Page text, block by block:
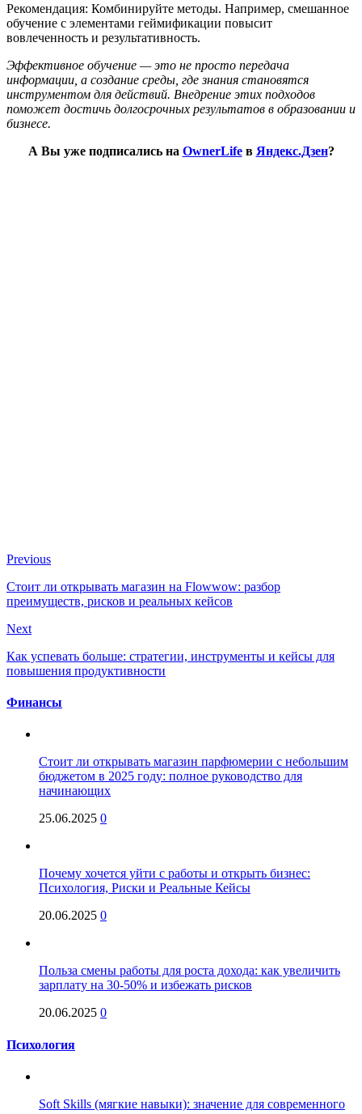
Рекомендация: Комбинируйте методы. Например, смешанное
обучение с элементами геймификации повысит
вовлеченность и результативность.
Эффективное обучение — это не просто передача
информации, а создание среды, где знания становятся
инструментом для действий. Внедрение этих подходов
поможет достичь долгосрочных результатов в образовании и
бизнесе.
А Вы уже подписались на OwnerLifeв Яндекс.Дзен?
Previous
Стоит ли открывать магазин на Flowwow: разбор
преимуществ, рисков и реальных кейсов
Next
Как успевать больше: стратегии, инструменты и кейсы для
повышения продуктивности
Финансы
Стоит ли открывать магазин парфюмерии с небольшим
бюджетом в 2025 году: полное руководство для
начинающих
25.06.2025 0
Почему хочется уйти с работы и открыть бизнес:
Психология, Риски и Реальные Кейсы
20.06.2025 0
Польза смены работы для роста дохода: как увеличить
зарплату на 30-50% и избежать рисков
20.06.2025 0
Психология
Soft Skills (мягкие навыки): значение для современного